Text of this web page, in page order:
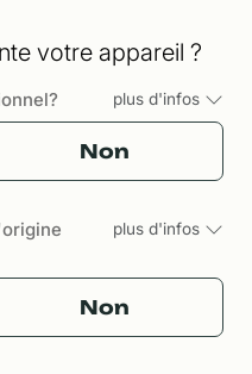
votre appareil ?
plus d'infos
Non
plus d'infos
Non